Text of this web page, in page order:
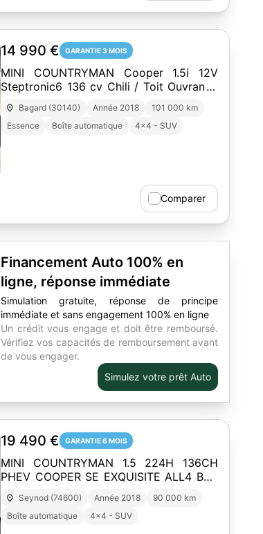
14 990 € GARANTIE 3 MOIS
MINI COUNTRYMAN Cooper 1.5i 12V
Steptronic6 136 cv Chili / Toit Ouvrant /
Caméra / Origine France
Bagard (30140) Année 2018
101 000 km
Essence
Boîte automatique 4x4 - SUV
Comparer
Financement Auto 100% en
ligne, réponse immédiate
Simulation gratuite, réponse de principe
immédiate et sans engagement 100% en ligne
Un crédit vous engage et doit être remboursé.
Vérifiez vos capacités de remboursement avant
de vous engager.
Simulez votre prêt Auto
19 490 € GARANTIE 6 MOIS
MINI COUNTRYMAN 1.5 224H 136CH
PHEV COOPER SE EXQUISITE ALL4 BVA
/ CARPLAY / HUD / H&K / TO / CAMÉRA
/ ENTRETIEN OK
Seynod (74600) Année 2018
90 000 km
Boîte automatique
4x4 - SUV